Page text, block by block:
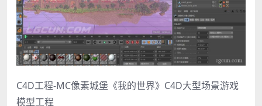
C4D工程-MC像素城堡《我的世界》C4D大型场景游戏
模型工程